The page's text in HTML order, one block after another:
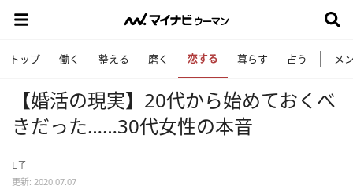
トップ 働く 整える 磨く 恋する 暮らす 占う メ
【婚活の現実】20代から始めておくべ
きだった……30代女性の本音
E子
更新: 2020.07.07